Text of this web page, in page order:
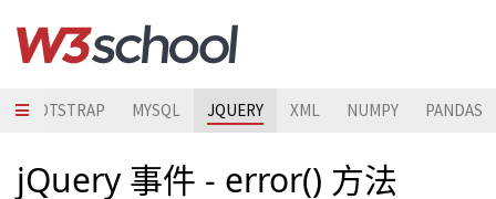
BOOTSTRAP MYSQL JQUERY XML NUMPY PANDAS
jQuery 事件 - error() 方法